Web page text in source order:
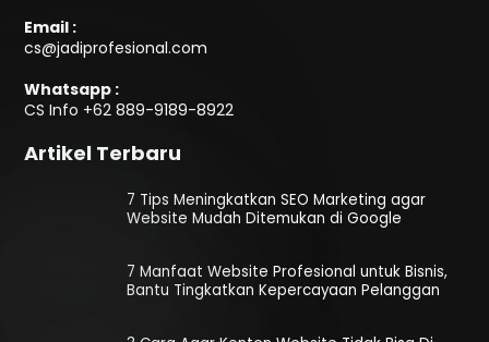
Email :
cs@jadiprofesional.com
Whatsapp :
CS Info +62 889-9189-8922
Artikel Terbaru
7 Tips Meningkatkan SEO Marketing agar
Website Mudah Ditemukan di Google
7 Manfaat Website Profesional untuk Bisnis,
Bantu Tingkatkan Kepercayaan Pelanggan